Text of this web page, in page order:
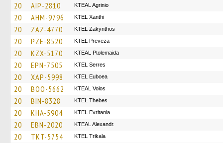
20 AIP-2810 KTEAL Agrinio
20 AHM-9796 KTEL Xanthi
20 ZAZ-4770 KTEL Zakynthos
20 PZE-8520 KTEL Preveza
20 KZX-5170 KTEAL Ptolemaida
20 EPN-7505 KTEL Serres
20 XAP-5998 ΚΤΕL Euboea
20 BOO-5662 KTEAL Volos
20 BIN-8328 KTEL Thebes
20 KHA-5904 ΚΤΕL Evritania
20 EBN-2020 KTEAL Alexandr.
20 TKT-5754 ΚΤΕL Τrikala